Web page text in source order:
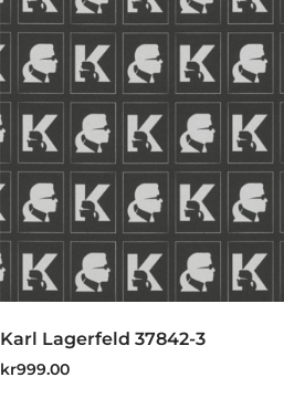
Karl Lagerfeld 37842-3
kr999.00